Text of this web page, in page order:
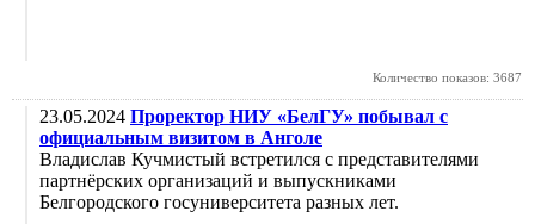
Количество показов: 3687
23.05.2024 Проректор НИУ «БелГУ» побывал с
официальным визитом в Анголе
Владислав Кучмистый встретился с представителями
партнёрских организаций и выпускниками
Белгородского госуниверситета разных лет.